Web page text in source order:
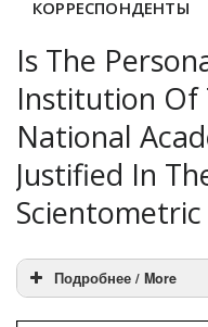
КОРРЕСПОНДЕНТЫ
Is The
Institution Of
National
Justified In
Подробнее / More